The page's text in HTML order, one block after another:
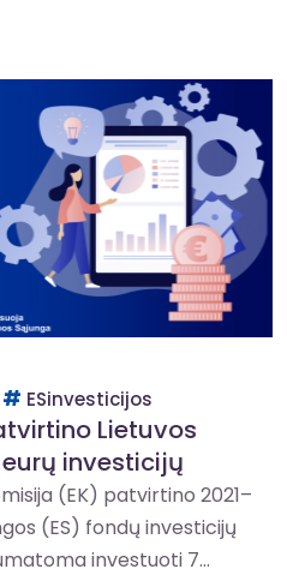
ESinvesticijos
Lietuvos
investicijų
(EK) patvirtino 2021–
(ES) fondų investicijų
investuoti 7...